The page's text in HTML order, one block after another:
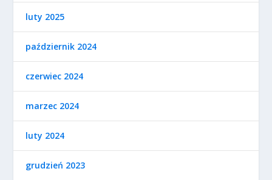
luty 2025
październik 2024
czerwiec 2024
marzec 2024
luty 2024
grudzień 2023